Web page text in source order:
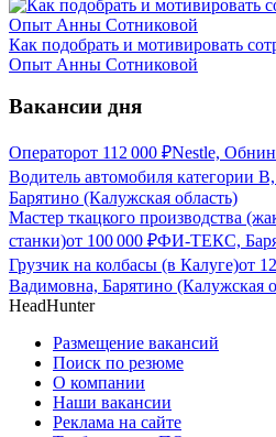
Как подобрать и мотивировать
Опыт Анны Сотниковой
Вакансии дня
Операторот 112 000 ₽Nestle,
Водитель автомобиля категории
Барятино (Калужская область)
Мастер ткацкого производства
станки)от 100 000 ₽ФИ-ТЕКС,
Грузчик на колбасы (в Калуге)от
Вадимовна, Барятино (Калужская
HeadHunter
Размещение вакансий
Поиск по резюме
О компании
Наши вакансии
Реклама на сайте